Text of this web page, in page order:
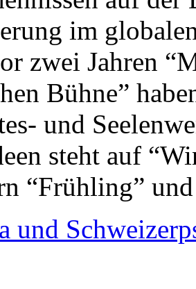
im
zwei Jahren
Bühne”
und
steht auf
“Frühling”
und